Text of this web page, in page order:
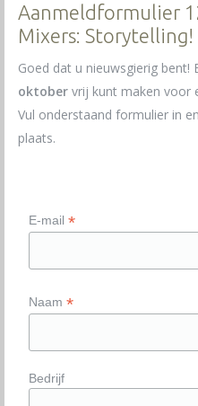
Aanmeldformulier
Mixers: Storytelling!
Goed dat u nieuwsgierig bent!
oktober vrij kunt maken voor
Vul onderstaand formulier in
plaats.
E-mail*
Naam*
Bedrijf